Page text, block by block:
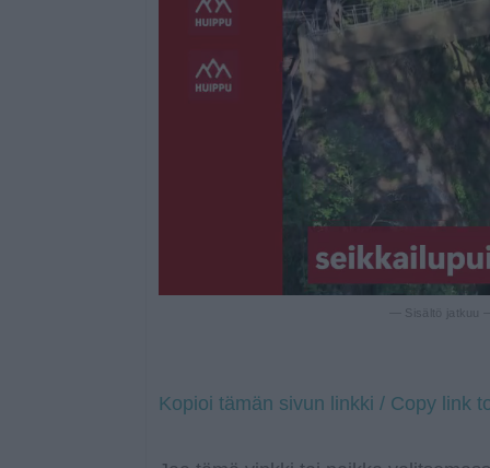
— Sisältö jatkuu —
Kopioi tämän sivun linkki / Copy link